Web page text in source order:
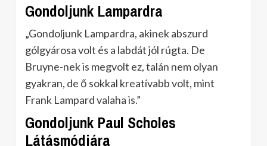
Gondoljunk Lampardra
„Gondoljunk Lampardra, akinek abszurd
gólgyárosa volt és a labdát jól rúgta. De
Bruyne-nek is megvolt ez, talán nem olyan
gyakran, de ő sokkal kreatívabb volt, mint
Frank Lampard valaha is.”
Gondoljunk Paul Scholes
Látásmódjára